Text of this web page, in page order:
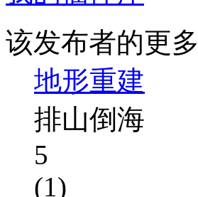
该发布者的更
地形重建
排山倒海
5
(1)